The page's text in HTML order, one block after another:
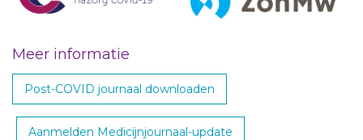
Meer informatie
Post-COVID journaal downloaden
Aanmelden Medicijnjournaal-update